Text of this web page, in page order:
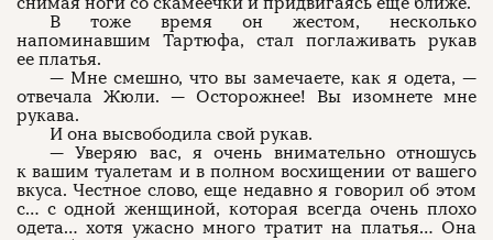
В тоже время он жестом, несколько
напоминавшим Тартюфа, стал поглаживать рукав
ее платья.
— Мне смешно, что вы замечаете, как я одета, —
отвечала Жюли. — Осторожнее! Вы изомнете мне
рукава.
И она высвободила свой рукав.
— Уверяю вас, я очень внимательно отношусь
к вашим туалетам и в полном восхищении от вашего
вкуса. Честное слово, еще недавно я говорил об этом
с… с одной женщиной, которая всегда очень плохо
одета… хотя ужасно много тратит на платья… Она